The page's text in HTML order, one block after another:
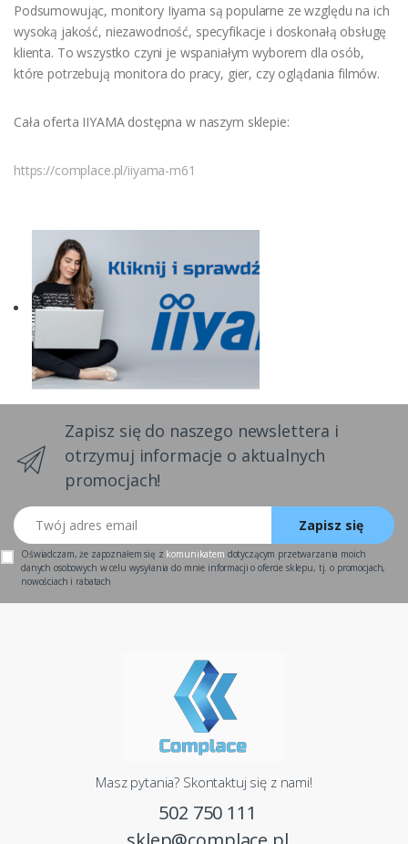
Podsumowując, monitory Iiyama są popularne ze względu na ich
wysoką jakość, niezawodność, specyfikacje i doskonałą obsługę
klienta. To wszystko czyni je wspaniałym wyborem dla osób,
które potrzebują monitora do pracy, gier, czy oglądania filmów.
Cała oferta IIYAMA dostępna w naszym sklepie:
https://complace.pl/iiyama-m61
Zapisz się do naszego newslettera i
otrzymuj informacje o aktualnych
promocjach!
Twój adres email
Zapisz się
Oświadczam, że zapoznałem się z komunikatem dotyczącym przetwarzania moich
danych osobowych w celu wysyłania do mnie informacji o ofercie sklepu, tj. o promocjach,
nowościach i rabatach
Masz pytania? Skontaktuj się z nami!
502 750 111